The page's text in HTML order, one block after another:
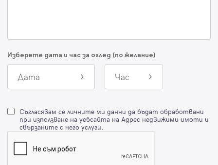
Изберете дата и час за оглед (по желание)
Дата Час
Съгласявам се личните ми данни да бъдат обработвани
при използване на уебсайта на Адрес недвижими имоти и
свързаните с него услуги.